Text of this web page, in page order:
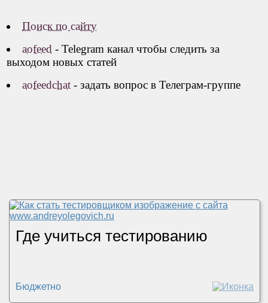
Поиск по сайту
aofeed - Telegram канал чтобы следить за
выходом новых статей
aofeedchat - задать вопрос в Телеграм-группе
Где учиться тестированию
Бюджетно